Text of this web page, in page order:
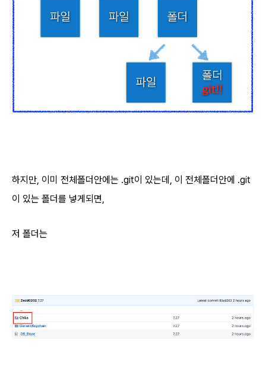
하지만, 이미 전체폴더안에는 .git이 있는데, 이 전체폴더안에 .git
이 있는 폴더를 넣게되면,
저 폴더는